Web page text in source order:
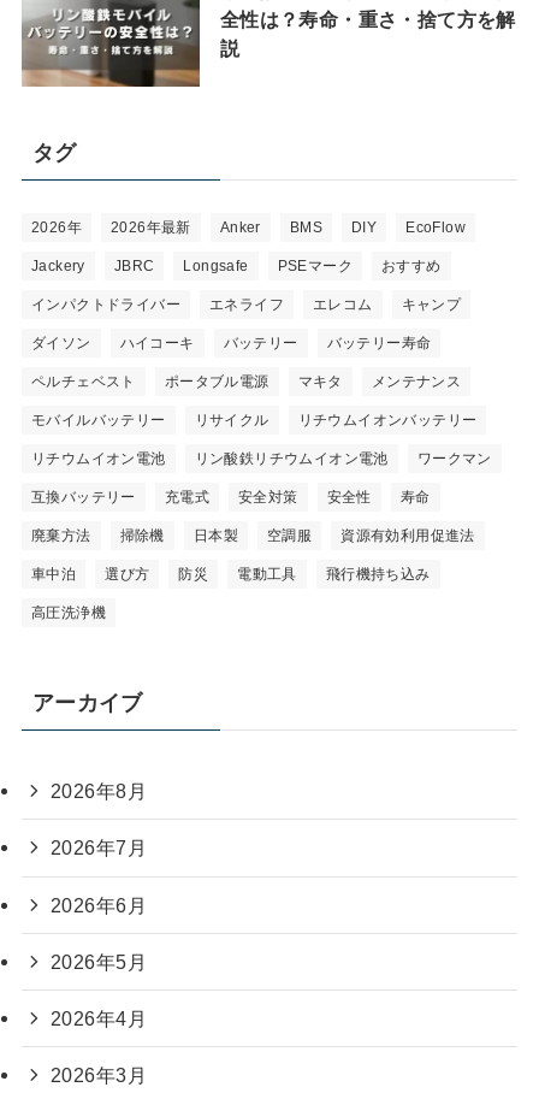
全性は？寿命・重さ・捨て方を解
説
タグ
2026年 2026年最新 Anker BMS DIY EcoFlow
Jackery JBRC Longsafe PSEマーク おすすめ
インパクトドライバー エネライフ エレコム キャンプ
ダイソン ハイコーキ バッテリー バッテリー寿命
ペルチェベスト ポータブル電源 マキタ メンテナンス
モバイルバッテリー リサイクル リチウムイオンバッテリー
リチウムイオン電池 リン酸鉄リチウムイオン電池 ワークマン
互換バッテリー 充電式 安全対策 安全性 寿命
廃棄方法 掃除機 日本製 空調服 資源有効利用促進法
車中泊 選び方 防災 電動工具 飛行機持ち込み
高圧洗浄機
アーカイブ
2026年8月
2026年7月
2026年6月
2026年5月
2026年4月
2026年3月